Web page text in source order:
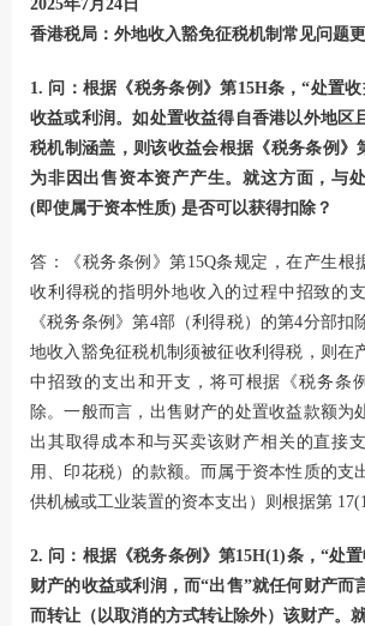
2025年7月24日
香港税局：外地收入豁免征税机制常见问题
1. 问：根据《税务条例》第15H条，“处置
收益或利润。如处置收益得自香港以外地区
税机制涵盖，则该收益会根据《税务条例》
为非因出售资本资产产生。就这方面，与
(即使属于资本性质) 是否可以获得扣除？
答：《税务条例》第15Q条规定，在产生根
收利得税的指明外地收入的过程中招致的
《税务条例》第4部（利得税）的第4分部扣
地收入豁免征税机制须被征收利得税，则在
中招致的支出和开支，将可根据《税务条
除。一般而言，出售财产的处置收益款额为
出其取得成本和与买卖该财产相关的直接
用、印花税）的款额。而属于资本性质的支
供机械或工业装置的资本支出）则根据第
2. 问：根据《税务条例》第15H(1)条，“处
财产的收益或利润，而“出售”就任何财产而
而转让（以取消的方式转让除外）该财产。